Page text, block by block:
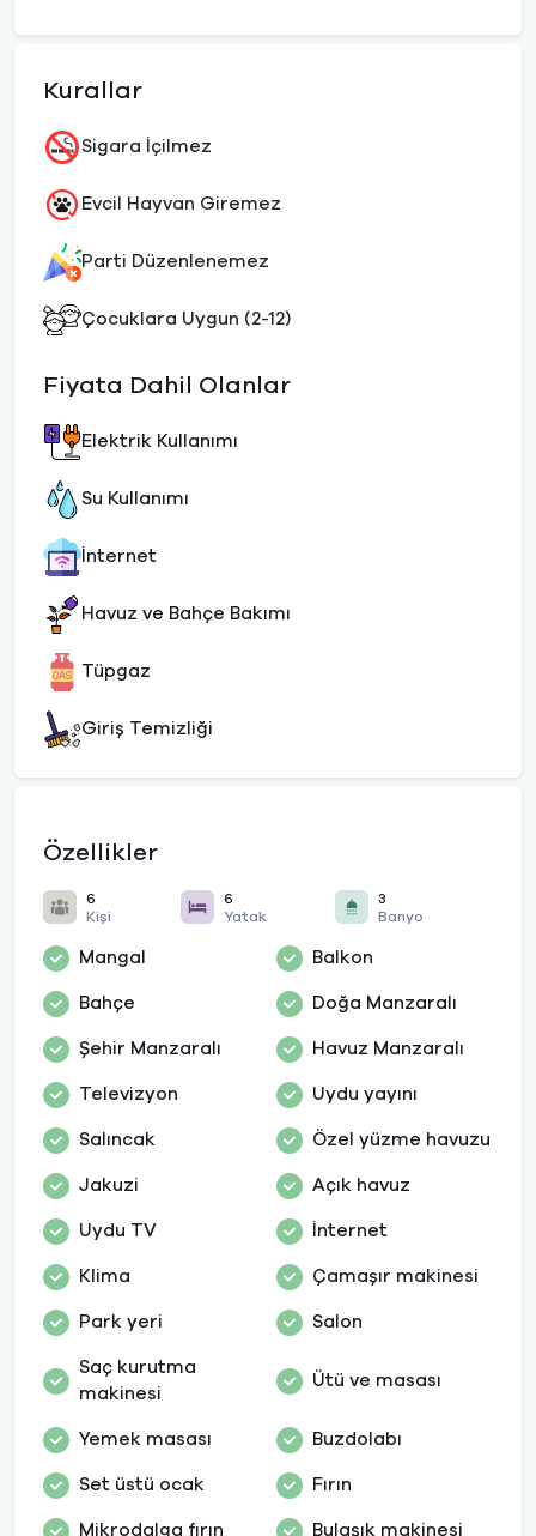
Kurallar
Sigara İçilmez
Evcil Hayvan Giremez
Parti Düzenlenemez
Çocuklara Uygun (2-12)
Fiyata Dahil Olanlar
Elektrik Kullanımı
Su Kullanımı
İnternet
Havuz ve Bahçe Bakımı
Tüpgaz
Giriş Temizliği
Özellikler
6
Kişi
6
Yatak
3
Banyo
Mangal Balkon
Bahçe Doğa Manzaralı
Şehir Manzaralı Havuz Manzaralı
Televizyon Uydu yayını
Salıncak Özel yüzme havuzu
Jakuzi Açık havuz
Uydu TV İnternet
Klima Çamaşır makinesi
Park yeri Salon
Saç kurutma
makinesi
Ütü ve masası
Yemek masası Buzdolabı
Set üstü ocak Fırın
Mikrodalga fırın Bulaşık makinesi